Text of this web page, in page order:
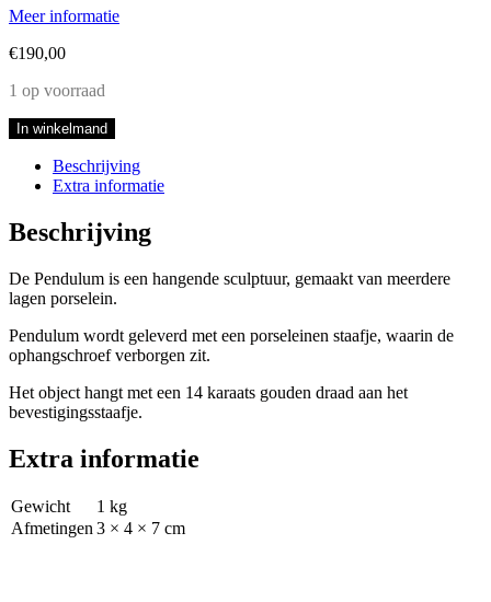
Meer informatie
€190,00
1 op voorraad
Pendulum
aantal
In winkelmand
Beschrijving
Extra informatie
Beschrijving
De Pendulum is een hangende sculptuur, gemaakt van meerdere
lagen porselein.
Pendulum wordt geleverd met een porseleinen staafje, waarin de
ophangschroef verborgen zit.
Het object hangt met een 14 karaats gouden draad aan het
bevestigingsstaafje.
Extra informatie
Gewicht
1 kg
Afmetingen3 × 4 × 7 cm